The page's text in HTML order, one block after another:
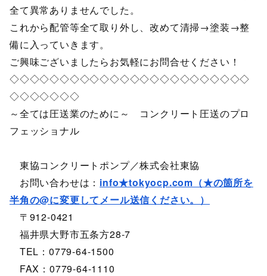
全て異常ありませんでした。
これから配管等全て取り外し、改めて清掃→塗装→整
備に入っていきます。
ご興味ございましたらお気軽にお問合せください！
◇◇◇◇◇◇◇◇◇◇◇◇◇◇◇◇◇◇◇◇◇◇◇◇
◇◇◇◇◇◇◇
～全ては圧送業のために～ コンクリート圧送のプロ
フェッショナル
東協コンクリートポンプ／株式会社東協
お問い合わせは： info★tokyocp.com（★の箇所を
半角の@に変更してメール送信ください。）
〒912-0421
福井県大野市五条方28-7
TEL：0779-64-1500
FAX：0779-64-1110